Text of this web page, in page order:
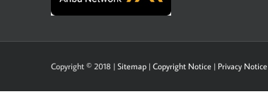
Copyright © 2018 | Sitemap | Copyright Notice | Privacy Notice